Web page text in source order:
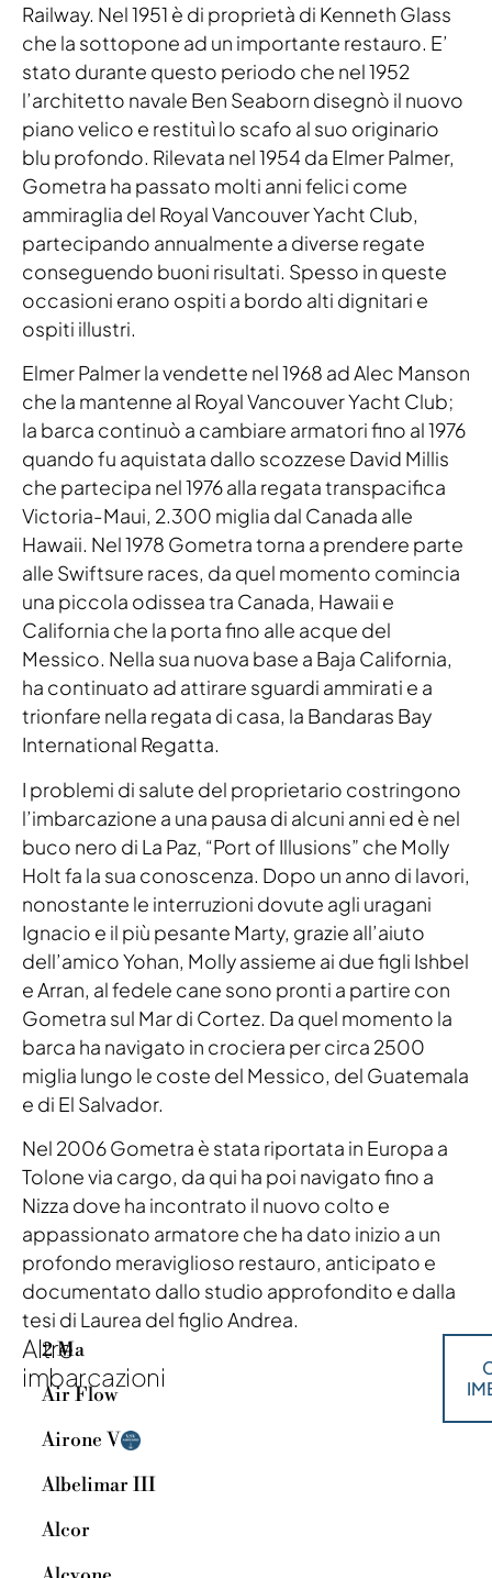
Railway. Nel 1951 è di proprietà di Kenneth Glass
che la sottopone ad un importante restauro. E’
stato durante questo periodo che nel 1952
l’architetto navale Ben Seaborn disegnò il nuovo
piano velico e restituì lo scafo al suo originario
blu profondo. Rilevata nel 1954 da Elmer Palmer,
Gometra ha passato molti anni felici come
ammiraglia del Royal Vancouver Yacht Club,
partecipando annualmente a diverse regate
conseguendo buoni risultati. Spesso in queste
occasioni erano ospiti a bordo alti dignitari e
ospiti illustri.
Elmer Palmer la vendette nel 1968 ad Alec Manson
che la mantenne al Royal Vancouver Yacht Club;
la barca continuò a cambiare armatori fino al 1976
quando fu aquistata dallo scozzese David Millis
che partecipa nel 1976 alla regata transpacifica
Victoria-Maui, 2.300 miglia dal Canada alle
Hawaii. Nel 1978 Gometra torna a prendere parte
alle Swiftsure races, da quel momento comincia
una piccola odissea tra Canada, Hawaii e
California che la porta fino alle acque del
Messico. Nella sua nuova base a Baja California,
ha continuato ad attirare sguardi ammirati e a
trionfare nella regata di casa, la Bandaras Bay
International Regatta.
I problemi di salute del proprietario costringono
l’imbarcazione a una pausa di alcuni anni ed è nel
buco nero di La Paz, “Port of Illusions” che Molly
Holt fa la sua conoscenza. Dopo un anno di lavori,
nonostante le interruzioni dovute agli uragani
Ignacio e il più pesante Marty, grazie all’aiuto
dell’amico Yohan, Molly assieme ai due figli Ishbel
e Arran, al fedele cane sono pronti a partire con
Gometra sul Mar di Cortez. Da quel momento la
barca ha navigato in crociera per circa 2500
miglia lungo le coste del Messico, del Guatemala
e di El Salvador.
Nel 2006 Gometra è stata riportata in Europa a
Tolone via cargo, da qui ha poi navigato fino a
Nizza dove ha incontrato il nuovo colto e
appassionato armatore che ha dato inizio a un
profondo meraviglioso restauro, anticipato e
documentato dallo studio approfondito e dalla
tesi di Laurea del figlio Andrea.
Altre
imbarcazioni
2 Ma
Air Flow
Airone V
Albelimar III
Alcor